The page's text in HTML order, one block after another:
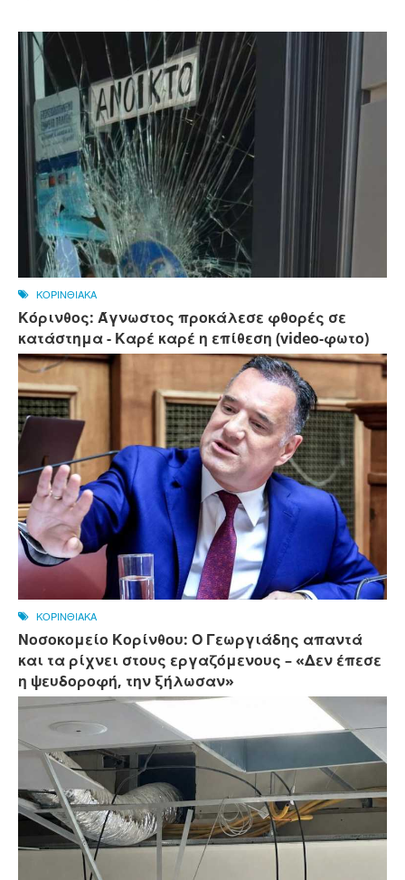
ΚΟΡΙΝΘΙΑΚΑ
Κόρινθος: Άγνωστος προκάλεσε φθορές σε
κατάστημα - Καρέ καρέ η επίθεση (video-φωτο)
ΚΟΡΙΝΘΙΑΚΑ
Νοσοκομείο Κορίνθου: Ο Γεωργιάδης απαντά
και τα ρίχνει στους εργαζόμενους – «Δεν έπεσε
η ψευδοροφή, την ξήλωσαν»